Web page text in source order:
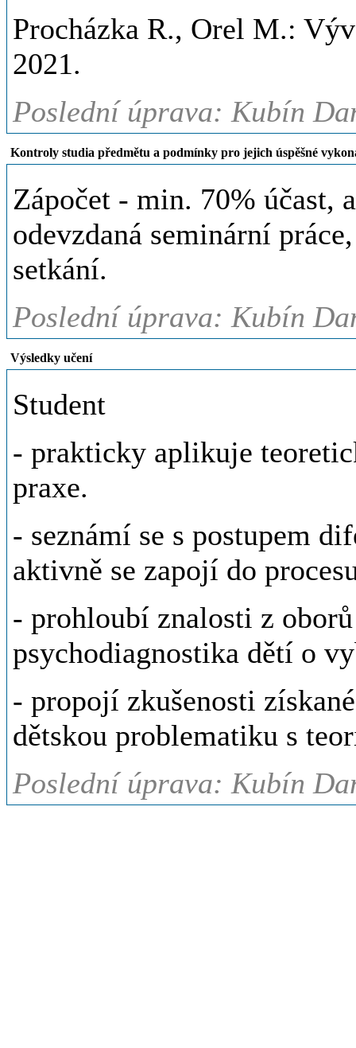
Procházka R., Orel M.:
2021.
Poslední úprava: Kubín
Kontroly studia předmětu a podmínky pro jejich úspěšné
Zápočet - min. 70% účast,
odevzdaná seminární
setkání.
Poslední úprava: Kubín
Výsledky učení
Student
- prakticky aplikuje
praxe.
- seznámí se s postupem
aktivně se zapojí do
- prohloubí znalosti z
psychodiagnostika dětí o
- propojí zkušenosti
dětskou problematiku s
Poslední úprava: Kubín